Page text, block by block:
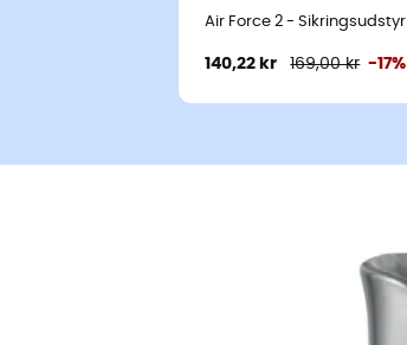
Air Force 2 - Sikringsudstyr
140,22 kr 169,00 kr -17%